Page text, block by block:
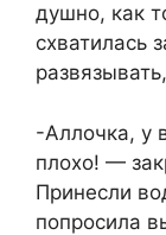
душно, как
схватилась
-Аллочка, у
плохо! —
Принесли
попросила